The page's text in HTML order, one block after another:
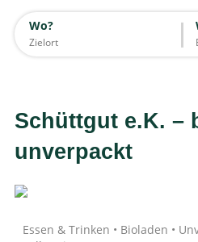
Wo?
Alle Essen & Trinken
Daten werden
Schüttgut e.K. –
unverpackt
Essen & Trinken • Bioladen •